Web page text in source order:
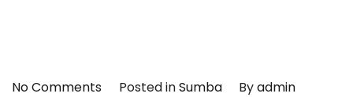
No Commentson
Posted inSumba Byadmin